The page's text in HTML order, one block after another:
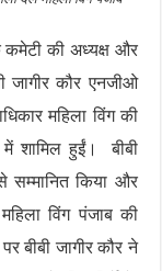
कमेटी की अध्यक्ष और
जागीर कौर एनजीओ
महिला विंग की
शामिल हुईं। बीबी
सम्मानित किया और
विंग पंजाब की
बीबी जागीर कौर ने